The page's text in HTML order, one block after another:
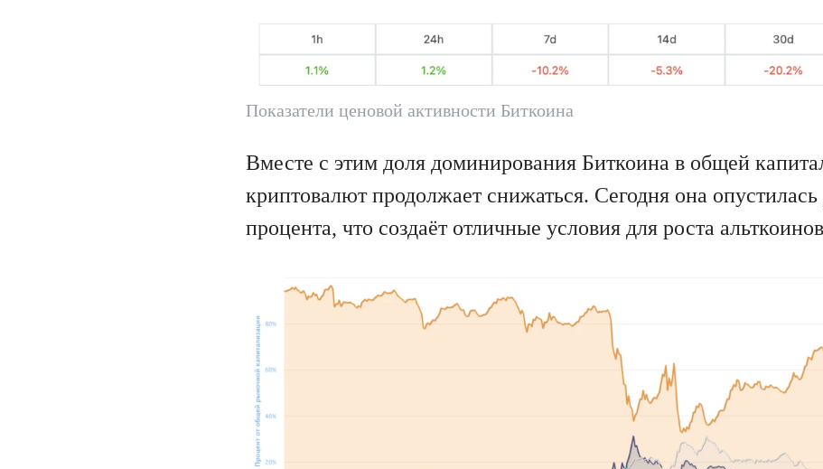
Показатели ценовой активности Биткоина
Вместе с этим доля доминирования Биткоина в общей
криптовалют продолжает снижаться. Сегодня она опустилась
процента, что создаёт отличные условия для роста